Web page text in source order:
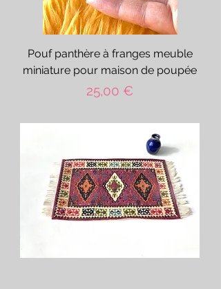
Pouf panthère à franges meuble
miniature pour maison de poupée
Prix
25,00 €